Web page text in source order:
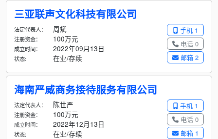
三亚联声文化科技有限公司
手机 1
电话 0
邮箱 2
法定代表人： 周斌
注册资金： 100万元
成立时间： 2022年09月13日
状态: 在业/存续
海南严威商务接待服务有限公司
手机 1
电话 0
邮箱 1
法定代表人： 陈世严
注册资金： 100万元
成立时间： 2022年12月13日
状态: 在业/存续